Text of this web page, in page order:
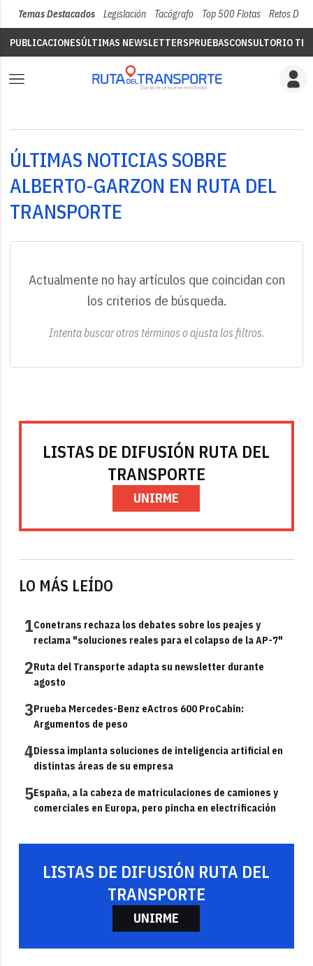
Temas Destacados Legislación Tacógrafo Top 500 Flotas Retos Del
PUBLICACIONESÚLTIMAS NEWSLETTERSPRUEBASCONSULTORIO
ÚLTIMAS NOTICIAS SOBRE
ALBERTO-GARZON EN RUTA DEL
TRANSPORTE
Actualmente no hay artículos que coincidan con
los criterios de búsqueda.
Intenta buscar otros términos o ajusta los filtros.
LISTAS DE DIFUSIÓN RUTA DEL
TRANSPORTE
UNIRME
LO MÁS LEÍDO
1Conetrans rechaza los debates sobre los peajes y
reclama "soluciones reales para el colapso de la AP-7"
2Ruta del Transporte adapta su newsletter durante
agosto
3Prueba Mercedes-Benz eActros 600 ProCabin:
Argumentos de peso
4Diessa implanta soluciones de inteligencia artificial en
distintas áreas de su empresa
5España, a la cabeza de matriculaciones de camiones y
comerciales en Europa, pero pincha en electrificación
LISTAS DE DIFUSIÓN RUTA DEL
TRANSPORTE
UNIRME